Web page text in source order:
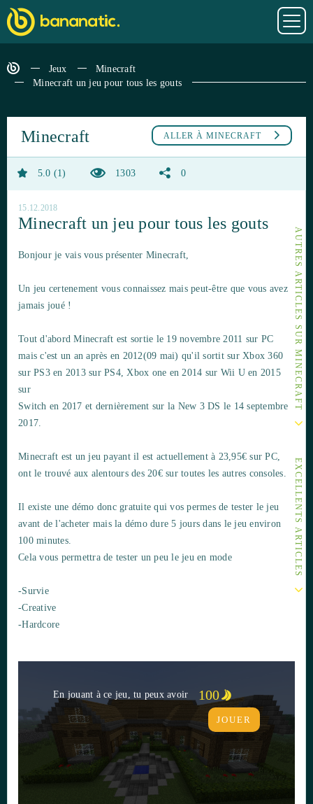
Jeux
Minecraft
Minecraft un jeu pour tous les gouts
AUTRES ARTICLES SUR MINECRAFT
EXCELLENTS ARTICLES
ALLER À MINECRAFT
Minecraft
5.0 1 1303 0
15.12.2018
Minecraft un jeu pour tous les gouts
Bonjour je vais vous présenter Minecraft,
Un jeu certenement vous connaissez mais peut-être que vous avez
jamais joué !
Tout d'abord Minecraft est sortie le 19 novembre 2011 sur PC
mais c'est un an après en 2012(09 mai) qu'il sortit sur Xbox 360
sur PS3 en 2013 sur PS4, Xbox one en 2014 sur Wii U en 2015
sur
Switch en 2017 et dernièrement sur la New 3 DS le 14 septembre
2017.
Minecraft est un jeu payant il est actuellement à 23,95€ sur PC,
ont le trouvé aux alentours des 20€ sur toutes les autres consoles.
Il existe une démo donc gratuite qui vos permes de tester le jeu
avant de l'acheter mais la démo dure 5 jours dans le jeu environ
100 minutes.
Cela vous permettra de tester un peu le jeu en mode
-Survie
-Creative
-Hardcore
En jouant à ce jeu, tu peux avoir 100
JOUER